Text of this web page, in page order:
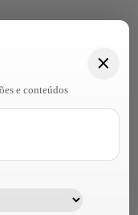
e conteúdos